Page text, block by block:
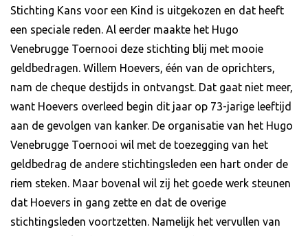
Stichting Kans voor een Kind is uitgekozen en dat heeft
een speciale reden. Al eerder maakte het Hugo
Venebrugge Toernooi deze stichting blij met mooie
geldbedragen. Willem Hoevers, één van de oprichters,
nam de cheque destijds in ontvangst. Dat gaat niet meer,
want Hoevers overleed begin dit jaar op 73-jarige leeftijd
aan de gevolgen van kanker. De organisatie van het Hugo
Venebrugge Toernooi wil met de toezegging van het
geldbedrag de andere stichtingsleden een hart onder de
riem steken. Maar bovenal wil zij het goede werk steunen
dat Hoevers in gang zette en dat de overige
stichtingsleden voortzetten. Namelijk het vervullen van